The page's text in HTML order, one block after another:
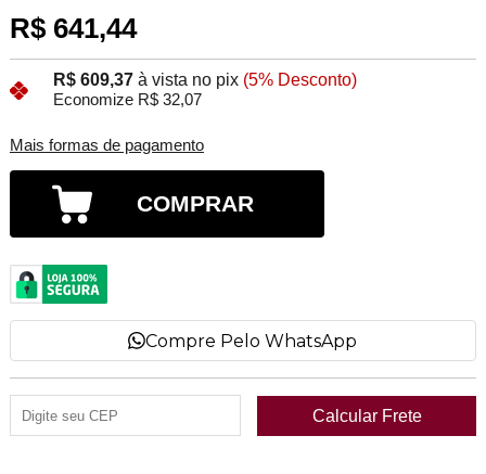
R$ 641,44
R$ 609,37 à vista no pix (5% Desconto)
Economize R$ 32,07
Mais formas de pagamento
COMPRAR
Compre Pelo WhatsApp